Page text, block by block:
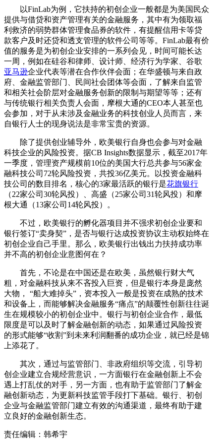
以FinLab为例，它扶持的初创企业一般都是为美国民众
提供与借贷和资产管理有关的金融服务，其中有为领取福
利救济的弱势群体管理食品券的软件，有提醒信用卡等贷
款客户及时还贷和透支管理的软件公司等等。FinLab最有价
值的服务是为初创企业安排的一系列会见，时间可能长达
一周，例如在硅谷和律师、设计师、经济行为学家、谷歌
亚马逊企业代表等潜在合作伙伴会面；在华盛顿与来自政
府、金融监管部门、民间社会团体等会面，了解来自监管
和相关社会阶层对金融服务创新的限制与期望等等；还有
与传统银行相关负责人会面，摩根大通的CEO本人甚至也
会参加，对于从未涉及金融业务的科技创业人员而言，来
自银行人士的现身说法是非常宝贵的资源。
除了提供创业辅导外，欧美银行自身也会参与对金融
科技企业的风险投资。据CB Insights数据显示，截至2017年
一季度，管理资产规模前10位的美国大行总共参与56家金
融科技公司72轮风险投资，共投36亿美元。以投资金融科
技公司的数目排名，核心的3家最活跃的银行是花旗银行
（22家公司30轮风投）、高盛（25家公司31轮风投）和摩
根大通（13家公司14轮风投）。
不过，欧美银行的孵化器项目并不强求初创企业要和
银行签订“卖身契”，是否与银行达成投资协议主动权始终在
初创企业自己手里。那么，欧美银行出钱出力扶持成功率
并不高的初创企业意图何在？
首先，不论是在中国还是在欧美，虽然银行财大气
粗，对金融科技从来不吝投入巨资，但是银行本身是庞然
大物， “船大难掉头”，资本投入一般是投资在成熟的技术
和设备上，而能够解决金融服务“痛点”的颠覆性创新往往诞
生在规模较小的初创企业中。银行与初创企业合作，最低
限度是可以及时了解金融创新的动态，如果通过风险投资
的形式能够“收割”到未来利润翻番的成功企业，就已经是锦
上添花了。
其次，通过与监管部门、非政府组织等交流，引导初
创企业建立合规经营意识，一方面银行在金融创新上不会
遇上打乱仗的对手，另一方面，也有助于监管部门了解金
融创新动态，为更新科技监管手段打下基础。银行、初创
企业与金融监管部门建立有效的沟通渠道，最终有助于建
立良好的金融创新生态。
责任编辑：韩希宇